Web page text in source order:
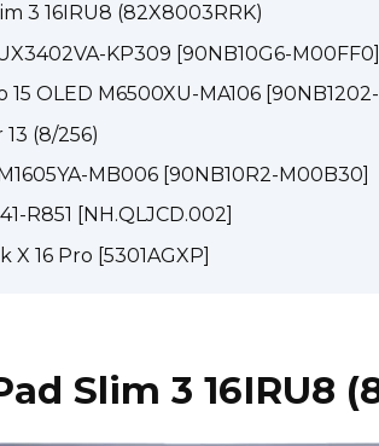
3 16IRU8 (82X8003RRK)
KP309 [90NB10G6-M00FF0]
15 OLED M6500XU-MA106
(8/256)
MB006 [90NB10R2-M00B30]
R851 [NH.QLJCD.002]
X 16 Pro [5301AGXP]
Slim 3 16IRU8